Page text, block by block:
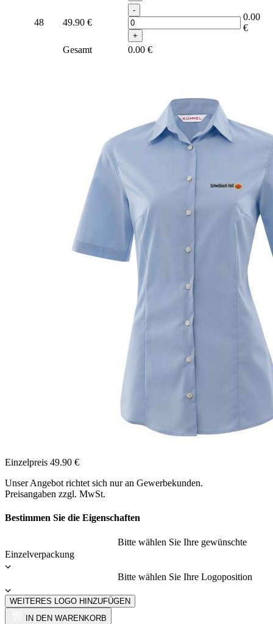
48 49.90 €
-
+
0.00
€
Gesamt 0.00 €
Einzelpreis 49.90 €
Unser Angebot richtet sich nur an Gewerbekunden.
Preisangaben zzgl. MwSt.
Bestimmen Sie die Eigenschaften
Bitte wählen Sie Ihre gewünschte
Einzelverpackung
Bitte wählen Sie Ihre Logoposition
WEITERES LOGO HINZUFÜGEN
IN DEN WARENKORB